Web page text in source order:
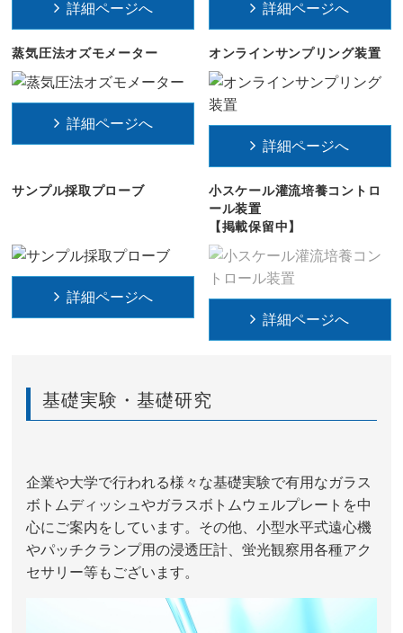
詳細ページへ 詳細ページへ
蒸気圧法オズモメーター
詳細ページへ
オンラインサンプリング装置
詳細ページへ
サンプル採取プローブ
詳細ページへ
小スケール灌流培養コントロ
ール装置
【掲載保留中】
詳細ページへ
基礎実験・基礎研究
企業や大学で行われる様々な基礎実験で有用なガラス
ボトムディッシュやガラスボトムウェルプレートを中
心にご案内をしています。その他、小型水平式遠心機
やパッチクランプ用の浸透圧計、蛍光観察用各種アク
セサリー等もございます。